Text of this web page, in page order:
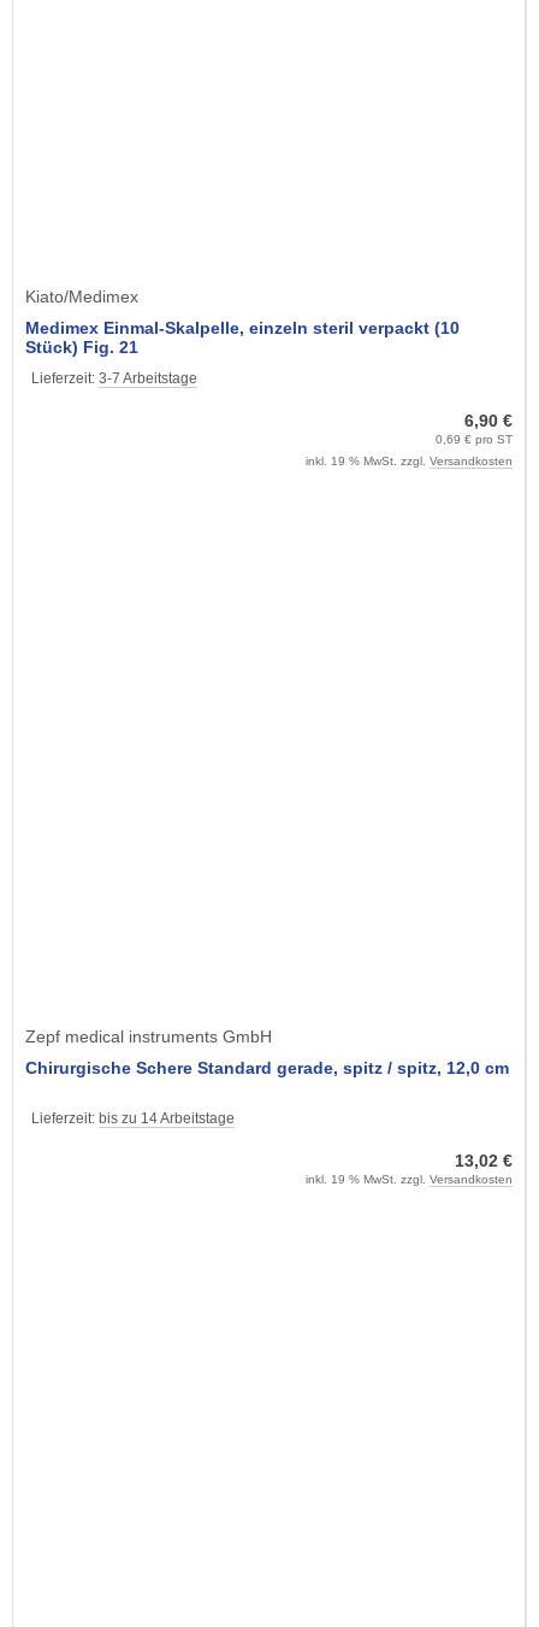
Kiato/Medimex
Medimex Einmal-Skalpelle, einzeln steril verpackt (10
Stück) Fig. 21
Lieferzeit: 3-7 Arbeitstage
6,90 €
0,69 € pro ST
inkl. 19 % MwSt. zzgl. Versandkosten
Zepf medical instruments GmbH
Chirurgische Schere Standard gerade, spitz / spitz, 12,0 cm
Lieferzeit: bis zu 14 Arbeitstage
13,02 €
inkl. 19 % MwSt. zzgl. Versandkosten